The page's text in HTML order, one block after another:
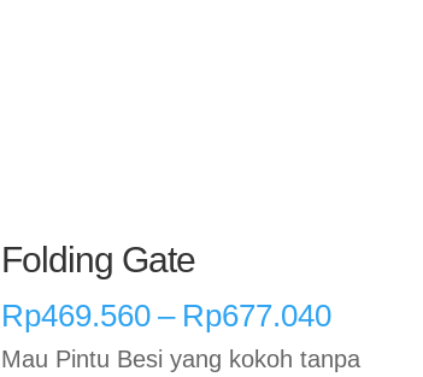
Folding Gate
Rp469.560 – Rp677.040
harga:
Mau Pintu Besi yang kokoh tanpa